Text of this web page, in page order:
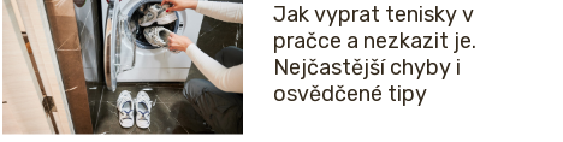
Jak vyprat tenisky v
pračce a nezkazit je.
Nejčastější chyby i
osvědčené tipy